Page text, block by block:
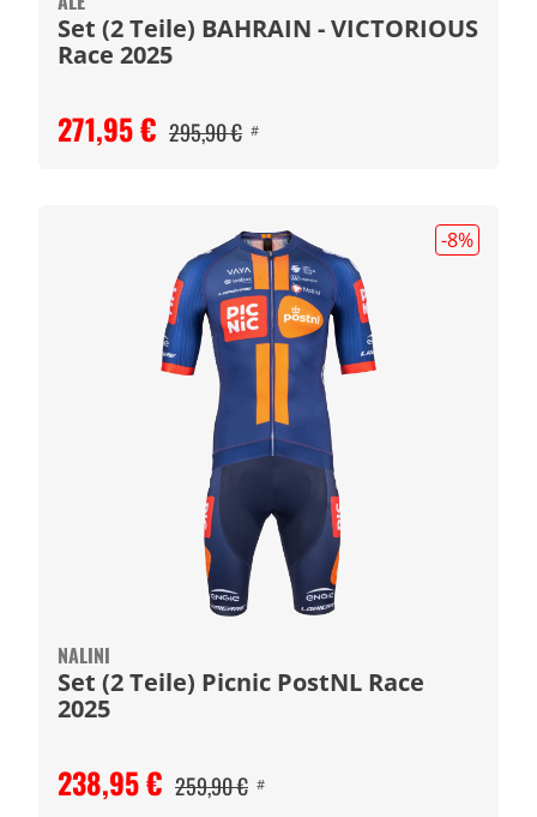
Set (2 Teile) BAHRAIN - VICTORIOUS
Race 2025
271,95 € 295,90 € #
-8%
NALINI
Set (2 Teile) Picnic PostNL Race
2025
238,95 € 259,90 € #